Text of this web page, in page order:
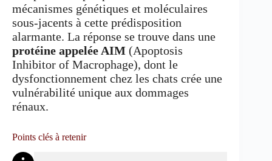
mécanismes génétiques et moléculaires
sous-jacents à cette prédisposition
alarmante. La réponse se trouve dans une
protéine appelée AIM (Apoptosis
Inhibitor of Macrophage), dont le
dysfonctionnement chez les chats crée une
vulnérabilité unique aux dommages
rénaux.
Points clés à retenir